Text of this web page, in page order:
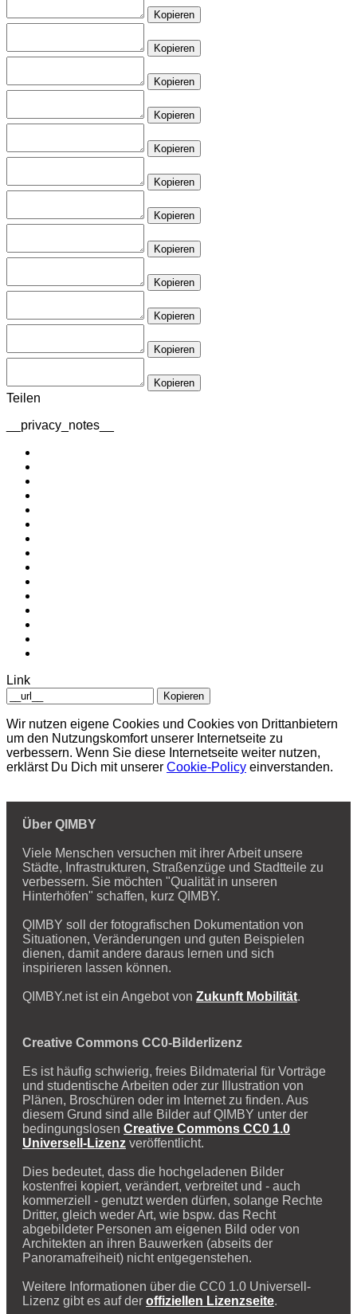
Kopieren
Kopieren
Kopieren
Kopieren
Kopieren
Kopieren
Kopieren
Kopieren
Kopieren
Kopieren
Kopieren
Kopieren
Teilen
__privacy_notes__
Link
Kopieren
Wir nutzen eigene Cookies und Cookies von Drittanbietern
um den Nutzungskomfort unserer Internetseite zu
verbessern. Wenn Sie diese Internetseite weiter nutzen,
erklärst Du Dich mit unserer Cookie-Policy einverstanden.
Über QIMBY
Viele Menschen versuchen mit ihrer Arbeit unsere
Städte, Infrastrukturen, Straßenzüge und Stadtteile zu
verbessern. Sie möchten "Qualität in unseren
Hinterhöfen" schaffen, kurz QIMBY.
QIMBY soll der fotografischen Dokumentation von
Situationen, Veränderungen und guten Beispielen
dienen, damit andere daraus lernen und sich
inspirieren lassen können.
QIMBY.net ist ein Angebot von Zukunft Mobilität.
Creative Commons CC0-Bilderlizenz
Es ist häufig schwierig, freies Bildmaterial für Vorträge
und studentische Arbeiten oder zur Illustration von
Plänen, Broschüren oder im Internet zu finden. Aus
diesem Grund sind alle Bilder auf QIMBY unter der
bedingungslosen Creative Commons CC0 1.0
Universell-Lizenz veröffentlicht.
Dies bedeutet, dass die hochgeladenen Bilder
kostenfrei kopiert, verändert, verbreitet und - auch
kommerziell - genutzt werden dürfen, solange Rechte
Dritter, gleich weder Art, wie bspw. das Recht
abgebildeter Personen am eigenen Bild oder von
Architekten an ihren Bauwerken (abseits der
Panoramafreiheit) nicht entgegenstehen.
Weitere Informationen über die CC0 1.0 Universell-
Lizenz gibt es auf der offiziellen Lizenzseite.